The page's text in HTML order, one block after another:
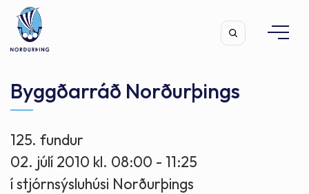
Leita
Byggðarráð Norðurþings
125. fundur
02. júlí 2010 kl. 08:00 - 11:25
í stjórnsýsluhúsi Norðurþings